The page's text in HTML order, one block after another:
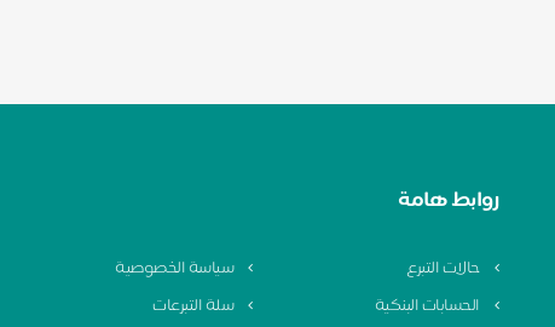
روابط هامة
حالات التبرع
سياسة الخصوصية
الحسابات البنكية
سلة التبرعات